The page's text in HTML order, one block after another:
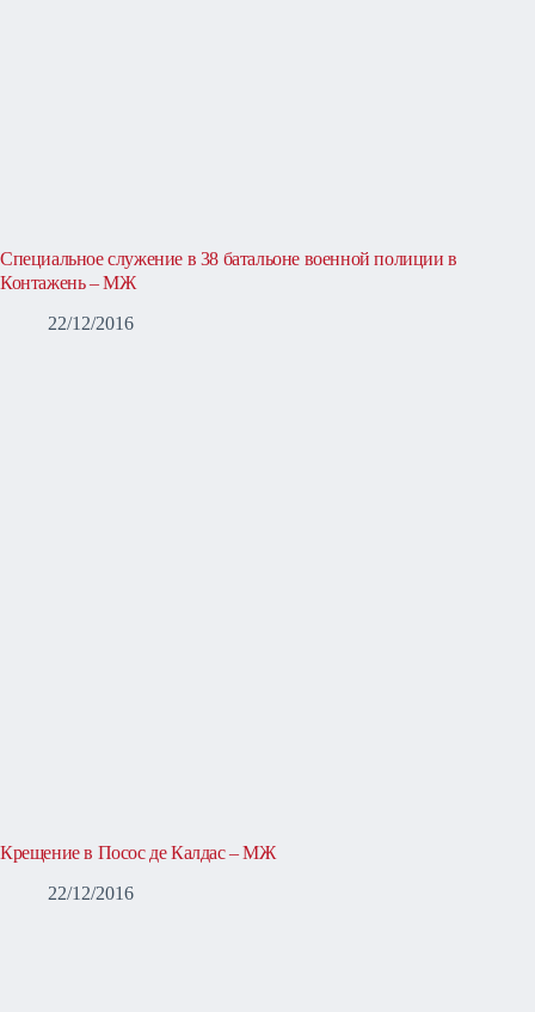
Специальное служение в 38 батальоне военной полиции в
Контажень – МЖ
22/12/2016
Крещение в Посос де Калдас – МЖ
22/12/2016